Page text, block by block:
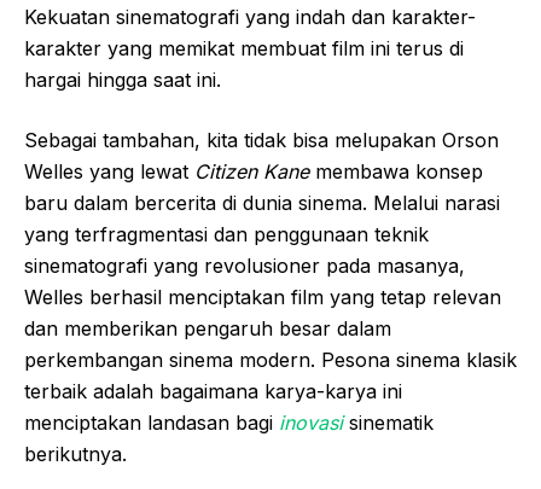
Kekuatan sinematografi yang indah dan karakter-
karakter yang memikat membuat film ini terus di
hargai hingga saat ini.
Sebagai tambahan, kita tidak bisa melupakan Orson
Welles yang lewat Citizen Kanemembawa konsep
baru dalam bercerita di dunia sinema. Melalui narasi
yang terfragmentasi dan penggunaan teknik
sinematografi yang revolusioner pada masanya,
Welles berhasil menciptakan film yang tetap relevan
dan memberikan pengaruh besar dalam
perkembangan sinema modern. Pesona sinema klasik
terbaik adalah bagaimana karya-karya ini
menciptakan landasan bagi inovasi sinematik
berikutnya.